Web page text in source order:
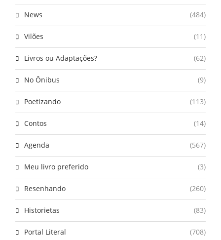
News (484)
Vilões (11)
Livros ou Adaptações? (62)
No Ônibus (9)
Poetizando (113)
Contos (14)
Agenda (567)
Meu livro preferido (3)
Resenhando (260)
Historietas (83)
Portal Literal (708)